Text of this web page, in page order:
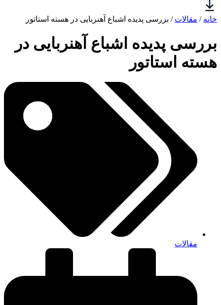
خانه / مقالات / بررسی پدیده اشباع آهنربایی در هسته استاتور
بررسی پدیده اشباع آهنربایی در
هسته استاتور
مقالات